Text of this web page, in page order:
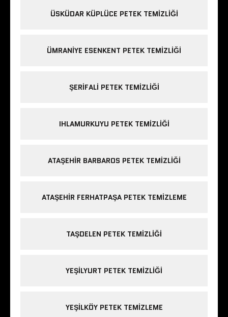
ÜSKÜDAR KÜPLÜCE PETEK TEMIZLIĞI
ÜMRANIYE ESENKENT PETEK TEMIZLIĞI
ŞERIFALI PETEK TEMIZLIĞI
IHLAMURKUYU PETEK TEMIZLIĞI
ATAŞEHIR BARBAROS PETEK TEMIZLIĞI
ATAŞEHIR FERHATPAŞA PETEK TEMIZLEME
TAŞDELEN PETEK TEMIZLIĞI
YEŞILYURT PETEK TEMIZLIĞI
YEŞILKÖY PETEK TEMIZLEME